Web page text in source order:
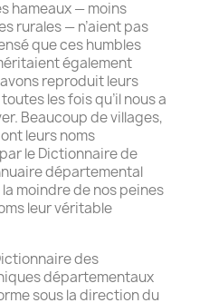
hameaux — moins
rurales — n’aient pas
que ces humbles
également
reproduit leurs
les fois qu’il nous a
Beaucoup de villages,
leurs noms
le Dictionnaire de
départemental
moindre de nos peines
leur véritable
des
départementaux
sous la direction du